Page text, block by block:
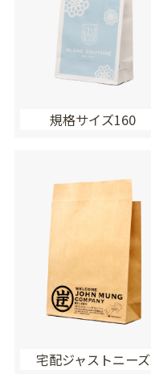
規格サイズ160
宅配ジャストニーズ